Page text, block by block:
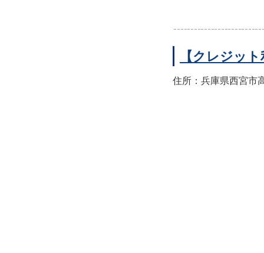
【クレジッ
住所：兵庫県西宮市